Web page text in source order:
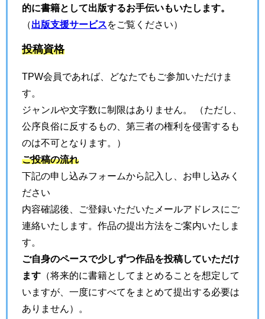
的に書籍として出版するお手伝いもいたします。
（出版支援サービスをご覧ください）
投稿資格
TPW会員であれば、どなたでもご参加いただけま
す。
ジャンルや文字数に制限はありません。 （ただし、
公序良俗に反するもの、第三者の権利を侵害するも
のは不可となります。）
ご投稿の流れ
下記の申し込みフォームから記入し、お申し込みく
ださい
内容確認後、ご登録いただいたメールアドレスにご
連絡いたします。作品の提出方法をご案内いたしま
す。
ご自身のペースで少しずつ作品を投稿していただけ
ます （将来的に書籍としてまとめることを想定して
いますが、一度にすべてをまとめて提出する必要は
ありません）。